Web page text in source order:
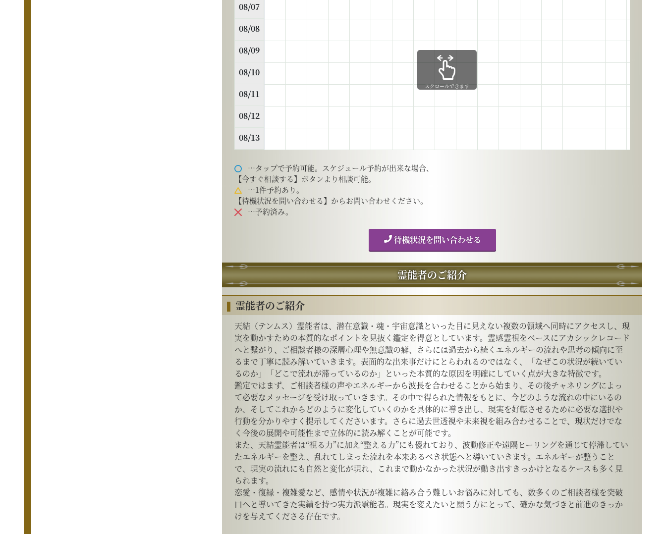
08/07
08/08
08/09
08/10
08/11
08/12
08/13
スクロールできます
…タップで予約可能。スケジュール予約が出来な場合、
【今すぐ相談する】ボタンより相談可能。
…1件予約あり。
【待機状況を問い合わせる】からお問い合わせください。
…予約済み。
待機状況を問い合わせる
霊能者のご紹介
霊能者のご紹介
天結（テンムス）霊能者は、潜在意識・魂・宇宙意識といった目に見えない複数の領域へ同時にアクセスし、現
実を動かすための本質的なポイントを見抜く鑑定を得意としています。霊感霊視をベースにアカシックレコード
へと繋がり、ご相談者様の深層心理や無意識の癖、さらには過去から続くエネルギーの流れや思考の傾向に至
るまで丁寧に読み解いていきます。表面的な出来事だけにとらわれるのではなく、「なぜこの状況が続いてい
るのか」「どこで流れが滞っているのか」といった本質的な原因を明確にしていく点が大きな特徴です。
鑑定ではまず、ご相談者様の声やエネルギーから波長を合わせることから始まり、その後チャネリングによっ
て必要なメッセージを受け取っていきます。その中で得られた情報をもとに、今どのような流れの中にいるの
か、そしてこれからどのように変化していくのかを具体的に導き出し、現実を好転させるために必要な選択や
行動を分かりやすく提示してくださいます。さらに過去世透視や未来視を組み合わせることで、現状だけでな
く今後の展開や可能性まで立体的に読み解くことが可能です。
また、天結霊能者は“視る力”に加え“整える力”にも優れており、波動修正や遠隔ヒーリングを通じて停滞してい
たエネルギーを整え、乱れてしまった流れを本来あるべき状態へと導いていきます。エネルギーが整うこと
で、現実の流れにも自然と変化が現れ、これまで動かなかった状況が動き出すきっかけとなるケースも多く見
られます。
恋愛・復縁・複雑愛など、感情や状況が複雑に絡み合う難しいお悩みに対しても、数多くのご相談者様を突破
口へと導いてきた実績を持つ実力派霊能者。現実を変えたいと願う方にとって、確かな気づきと前進のきっか
けを与えてくださる存在です。